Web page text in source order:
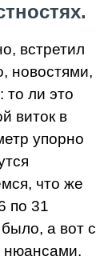
встретил
новостями,
то ли это
виток в
упорно
что же
по 31
а вот с
нюансами.